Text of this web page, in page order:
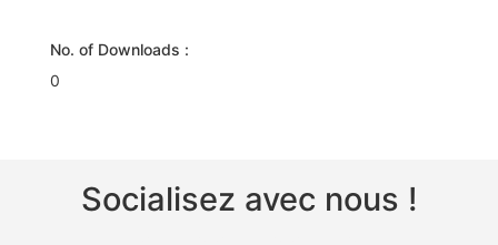
No. of Downloads :
0
Socialisez avec nous !